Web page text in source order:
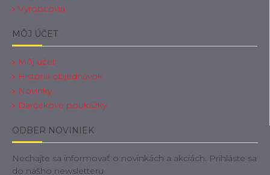
Výrobcovia
MÔJ ÚČET
Môj účet
História objednávok
Novinky
Darčekové poukážky
ODBER NOVINIEK
Nechajte sa informovať o novinkách a akciách. Prihláste sa
do nášho newsletteru